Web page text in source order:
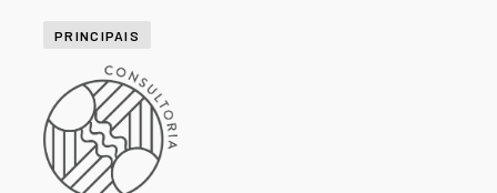
PRINCIPAIS